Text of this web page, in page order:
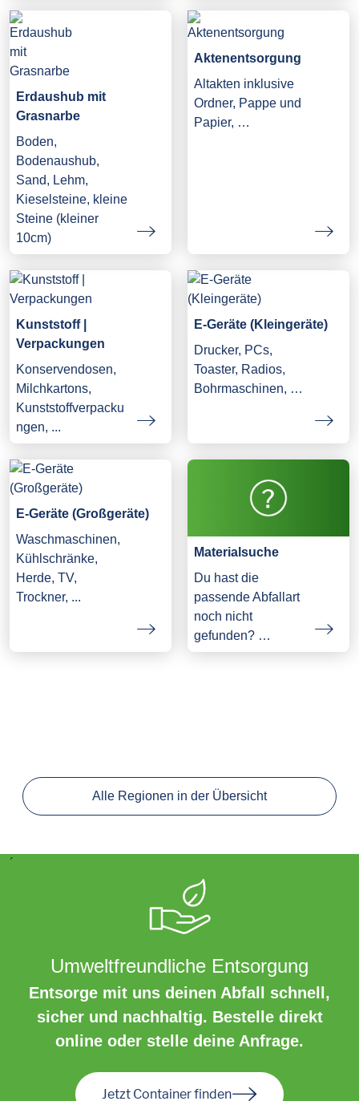
Erdaushub mit
Grasnarbe
Boden,
Bodenaushub,
Sand, Lehm,
Kieselsteine, kleine
Steine (kleiner
10cm)
Aktenentsorgung
Altakten inklusive
Ordner, Pappe und
Papier, …
Kunststoff |
Verpackungen
Konservendosen,
Milchkartons,
Kunststoffverpacku
ngen, ...
E-Geräte (Kleingeräte)
Drucker, PCs,
Toaster, Radios,
Bohrmaschinen, …
E-Geräte (Großgeräte)
Waschmaschinen,
Kühlschränke,
Herde, TV,
Trockner, ...
Materialsuche
Du hast die
passende Abfallart
noch nicht
gefunden? …
Alle Regionen in der Übersicht
´
Umweltfreundliche Entsorgung
Entsorge mit uns deinen Abfall schnell,
sicher und nachhaltig. Bestelle direkt
online oder stelle deine Anfrage.
Jetzt Container finden